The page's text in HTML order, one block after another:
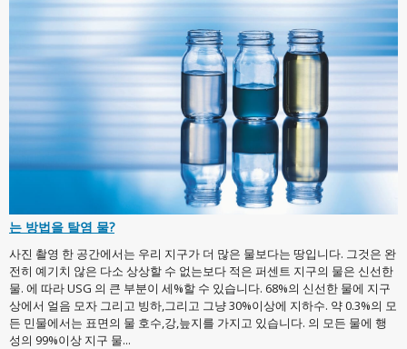
는 방법을 탈염 물?
사진 촬영 한 공간에서는 우리 지구가 더 많은 물보다는 땅입니다. 그것은 완
전히 예기치 않은 다소 상상할 수 없는보다 적은 퍼센트 지구의 물은 신선한
물. 에 따라 USG 의 큰 부분이 세%할 수 있습니다. 68%의 신선한 물에 지구
상에서 얼음 모자 그리고 빙하,그리고 그냥 30%이상에 지하수. 약 0.3%의 모
든 민물에서는 표면의 물 호수,강,늪지를 가지고 있습니다. 의 모든 물에 행
성의 99%이상 지구 물...